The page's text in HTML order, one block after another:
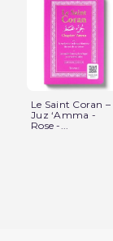
Le Saint Coran –
Juz ‘Amma -
Rose -...